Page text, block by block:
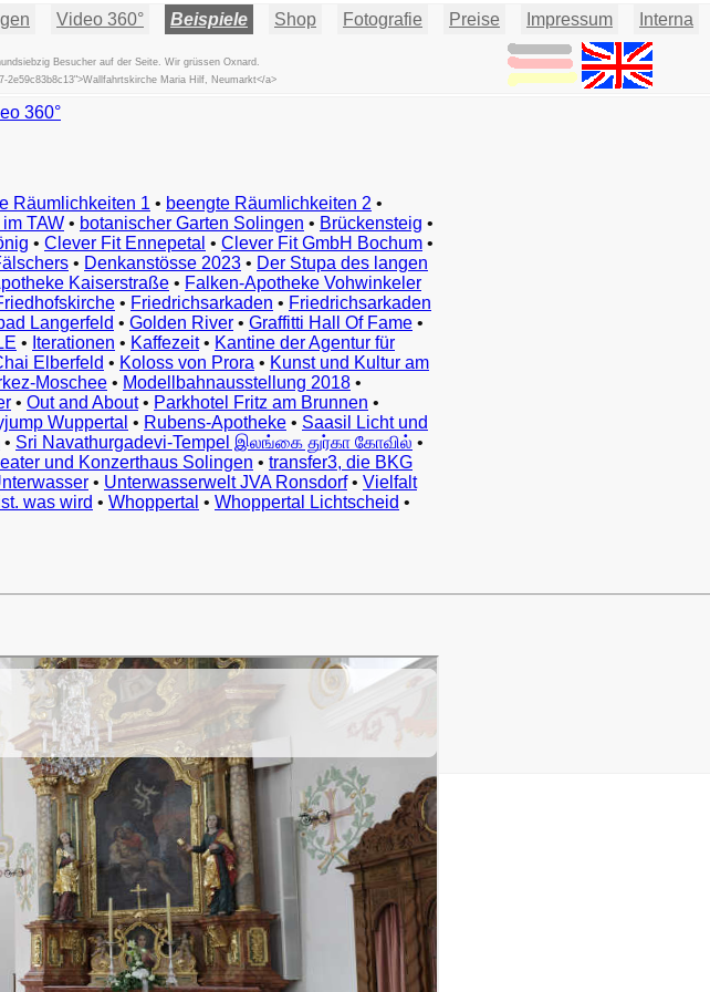
Video 360° Beispiele Shop Fotografie Preise Impressum Interna
Besucher auf der Seite. Wir grüssen Oxnard.
2e59c83b8c13">Wallfahrtskirche Maria Hilf, Neumarkt</a>
360°
Räumlichkeiten 1 • beengte Räumlichkeiten 2 •
im TAW • botanischer Garten Solingen • Brückensteig •
• Clever Fit Ennepetal • Clever Fit GmbH Bochum •
• Denkanstösse 2023 • Der Stupa des langen
Kaiserstraße • Falken-Apotheke Vohwinkeler
• Friedrichsarkaden • Friedrichsarkaden
Langerfeld • Golden River • Graffitti Hall Of Fame •
• Iterationen • Kaffezeit• Kantine der Agentur für
Elberfeld • Koloss von Prora • Kunst und Kultur am
Moschee • Modellbahnausstellung 2018 •
• Out and About• Parkhotel Fritz am Brunnen •
Wuppertal • Rubens-Apotheke • Saasil Licht und
• Sri Navathurgadevi-Tempel இலங்கை துர்கா கோவில் •
und Konzerthaus Solingen • transfer3, die BKG
• Unterwasserwelt JVA Ronsdorf• Vielfalt
was wird • Whoppertal • Whoppertal Lichtscheid •